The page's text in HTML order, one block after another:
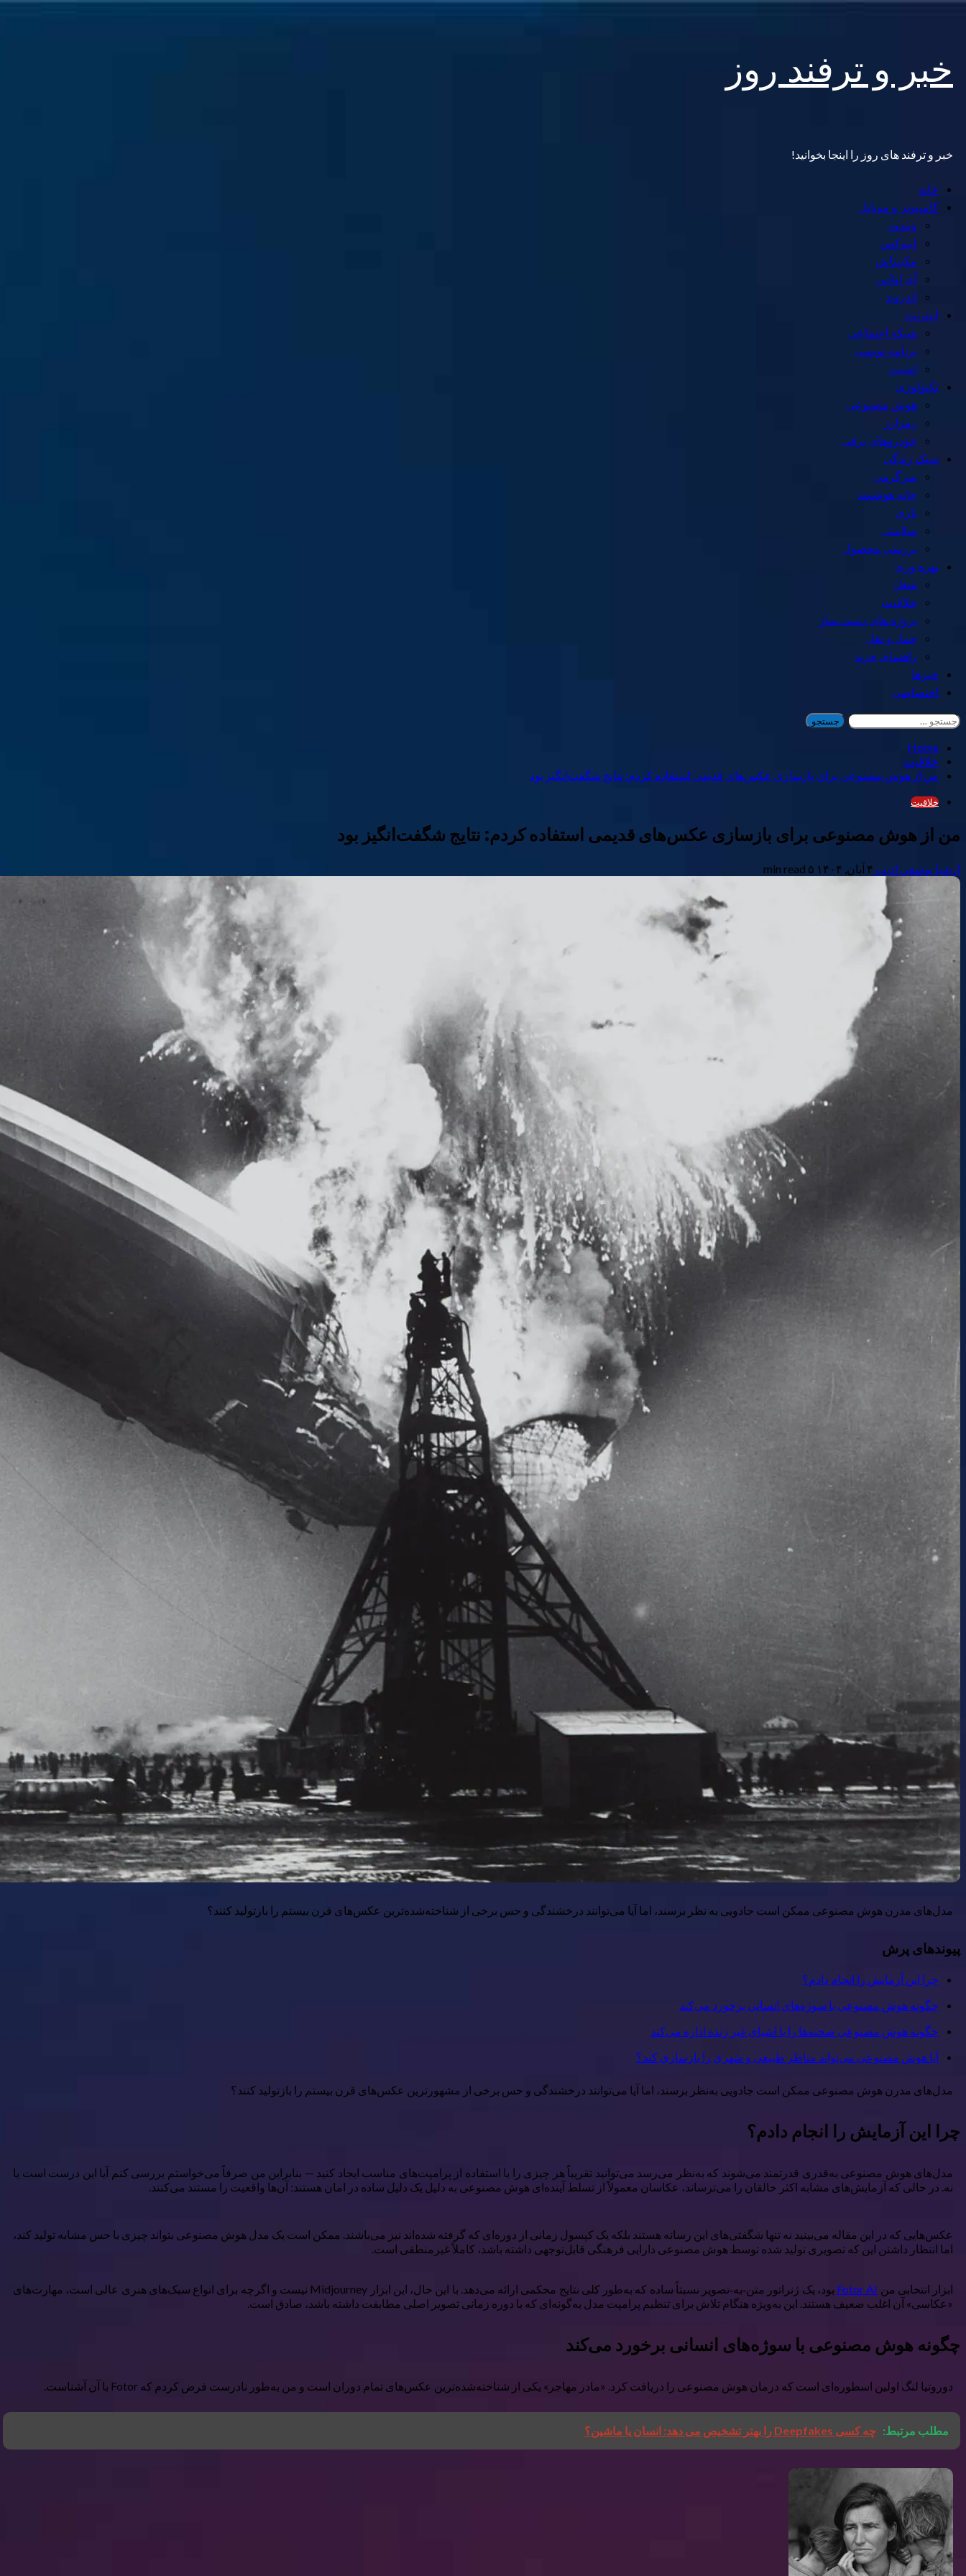
content
خبر و ترفند روز
خبر و ترفند های روز را اینجا بخوانید!
Primary
Menu
خانه
کامپیوتر و موبایل
ویندوز
لینوکس
مکینتاش
آی اواس
اندروید
اینترنت
شبکه اجتماعی
برنامه نویسی
امنیت
تکنولوژی
هوش مصنوعی
رمزارز
خودروهای برقی
سبک زندگی
سرگرمی
خانه هوشمند
بازی
سلامتی
بررسی محصول
بهره وری
شغل
خلاقیت
پروژه های دست ساز
حمل و نقل
راهنمای خرید
خبرها
اختصاصی
جستجو
برای:
Home
خلاقیت
من از هوش مصنوعی برای بازسازی عکس‌های قدیمی استفاده کردم: نتایج شگفت‌انگیز بود
خلاقیت
من از هوش مصنوعی برای بازسازی عکس‌های قدیمی استفاده کردم: نتایج شگفت‌انگیز بود
ارشیا یوسفی ادیب ۴ آبان, ۱۴۰۴ ۵ min read
مدل‌های مدرن هوش مصنوعی ممکن است جادویی به نظر برسند، اما آیا می‌توانند درخشندگی و حس برخی از شناخته‌شده‌ترین عکس‌های قرن بیستم را بازتولید کنند؟
پیوندهای پرش
چرا این آزمایش را انجام دادم؟
چگونه هوش مصنوعی با سوژه‌های انسانی برخورد می‌کند
چگونه هوش مصنوعی صحنه‌ها را با اشیای غیر زنده اداره می‌کند
آیا هوش مصنوعی می‌تواند مناظر طبیعی و شهری را بازسازی کند؟
مدل‌های مدرن هوش مصنوعی ممکن است جادویی به‌نظر برسند، اما آیا می‌توانند درخشندگی و حس برخی از مشهورترین عکس‌های قرن بیستم را بازتولید کنند؟
چرا این آزمایش را انجام دادم؟
مدل‌های هوش مصنوعی به‌قدری قدرتمند می‌شوند که به‌نظر می‌رسد می‌توانید تقریباً هر چیزی را با استفاده از پرامپت‌های مناسب ایجاد کنید — بنابراین من صرفاً می‌خواستم بررسی کنم آیا این درست است یا
نه. در حالی که آزمایش‌های مشابه اکثر خالقان را می‌ترساند، عکاسان معمولاً از تسلط آینده‌ای هوش مصنوعی به دلیل یک دلیل ساده در امان هستند: آن‌ها واقعیت را مستند می‌کنند.
عکس‌هایی که در این مقاله می‌بینید نه تنها شگفتی‌های این رسانه هستند بلکه یک کپسول زمانی از دوره‌ای که گرفته شده‌اند نیز می‌باشند. ممکن است یک مدل هوش مصنوعی بتواند چیزی با حس مشابه تولید کند،
اما انتظار داشتن این که تصویری تولید شده توسط هوش مصنوعی دارایی فرهنگی قابل‌توجهی داشته باشد، کاملاً غیرمنطقی است.
ابزار انتخابی من Fotor AI
بود، یک ژنراتور متن‑به‑تصویر نسبتاً ساده که به‌طور کلی نتایج محکمی ارائه می‌دهد. با این حال، این ابزار Midjourney نیست و اگرچه برای انواع سبک‌های هنری عالی است، مهارت‌های
«عکاسی» آن اغلب ضعیف هستند. این به‌ویژه هنگام تلاش برای تنظیم پرامپت مدل به‌گونه‌ای که با دوره زمانی تصویر اصلی مطابقت داشته باشد، صادق است.
چگونه هوش مصنوعی با سوژه‌های انسانی برخورد می‌کند
دوروتیا لنگ اولین اسطوره‌ای است که درمان هوش مصنوعی را دریافت کرد. «مادر مهاجر» یکی از شناخته‌شده‌ترین عکس‌های تمام دوران است و من به‌طور نادرست فرض کردم که Fotor با آن آشناست.
مطلب مرتبط: چه کسی Deepfakes را بهتر تشخیص می دهد: انسان یا ماشین؟